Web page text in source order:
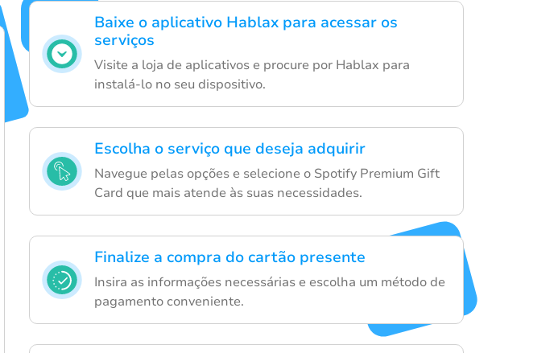
Baixe o aplicativo Hablax para acessar os
serviços
Visite a loja de aplicativos e procure por Hablax para
instalá-lo no seu dispositivo.
Escolha o serviço que deseja adquirir
Navegue pelas opções e selecione o Spotify Premium Gift
Card que mais atende às suas necessidades.
Finalize a compra do cartão presente
Insira as informações necessárias e escolha um método de
pagamento conveniente.